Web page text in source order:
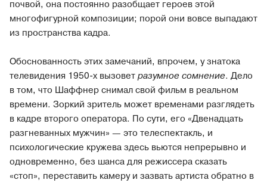
почвой, она постоянно разобщает героев этой
многофигурной композиции; порой они вовсе выпадают
из пространства кадра.
Обоснованность этих замечаний, впрочем, у знатока
телевидения 1950-х вызоветразумное сомнение. Дело
в том, что Шаффнер снимал свой фильм в реальном
времени. Зоркий зритель может временами разглядеть
в кадре второго оператора. По сути, его «Двенадцать
разгневанных мужчин» — это телеспектакль, и
психологические кружева здесь вьются непрерывно и
одновременно, без шанса для режиссера сказать
«стоп», переставить камеру и зазвать артиста обратно в